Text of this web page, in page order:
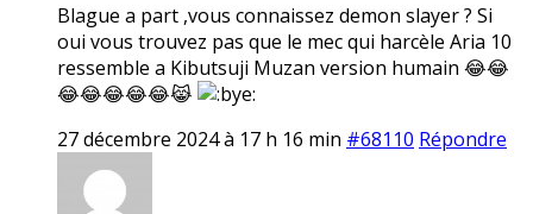
Blague a part ,vous connaissez demon slayer ? Si
oui vous trouvez pas que le mec qui harcèle Aria 10
ressemble a Kibutsuji Muzan version humain 😂😂
😂😂😂😂😂😹
27 décembre 2024 à 17 h 16 min #68110 Répondre